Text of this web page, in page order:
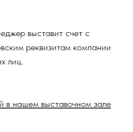
выставит счет с
реквизитам компании
лиц.
в нашем выставочном зале